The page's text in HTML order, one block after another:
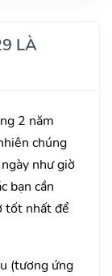
LÀ
2 năm
chúng
như giờ
bạn cần
tốt nhất để
(tương ứng